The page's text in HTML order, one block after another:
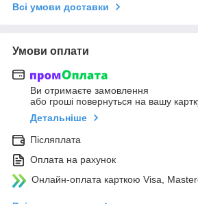
Всі умови доставки
Умови оплати
Ви отримаєте замовлення
або гроші повернуться на вашу
Детальніше
Післяплата
Оплата на рахунок
Онлайн-оплата карткою Visa,